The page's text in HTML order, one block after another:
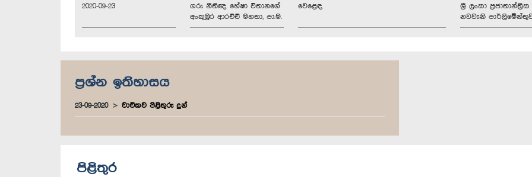
2020-09-23
ගරු නීතිඥ හේෂා විතානගේ
අංකුඹුර ආරච්චි මහතා, පා.ම.
වෙළෙඳ
ශ්‍රී ලංකා
නවවැනි
ප්‍රශ්න ඉතිහාසය
23-09-2020 වාචිකව පිළිතුරු දුන්
පිළිතුර